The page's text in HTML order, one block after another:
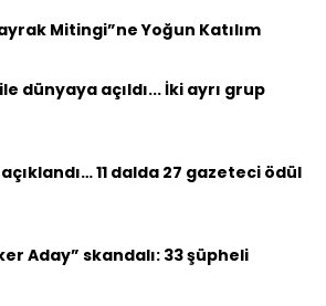
Mitingi”ne Yoğun Katılım
dünyaya açıldı... İki ayrı grup
11 dalda 27 gazeteci ödül
Aday” skandalı: 33 şüpheli